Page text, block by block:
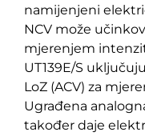
namijenjeni
NCV može
mjerenjem
UT139E/S
LoZ (ACV) za
Ugrađena
također daje